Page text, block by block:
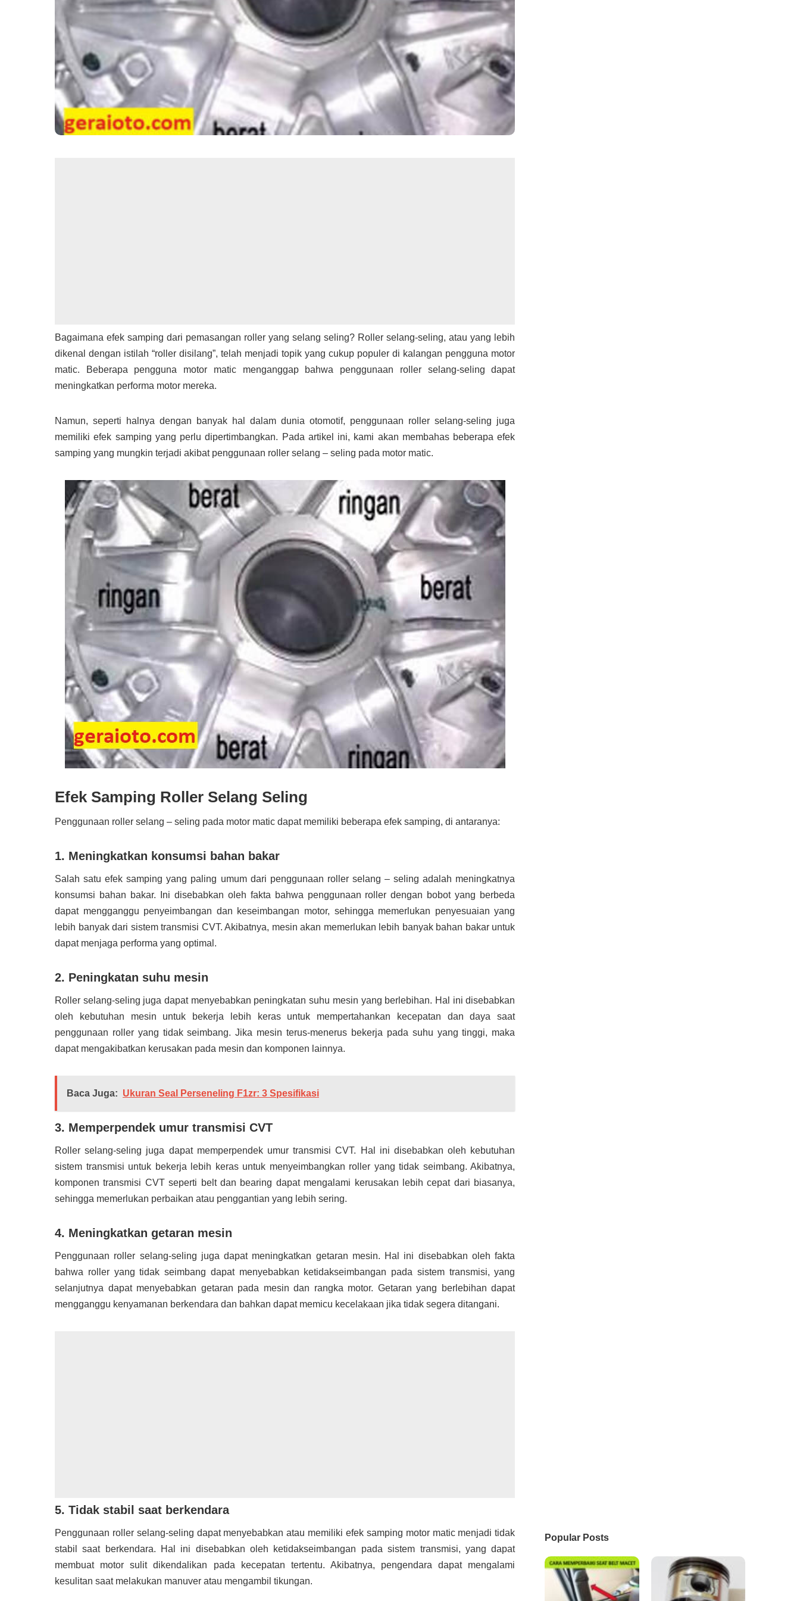
Bagaimana efek samping dari pemasangan roller yang selang seling? Roller selang-seling, atau yang lebih
dikenal dengan istilah “roller disilang”, telah menjadi topik yang cukup populer di kalangan pengguna motor
matic. Beberapa pengguna motor matic menganggap bahwa penggunaan roller selang-seling dapat
meningkatkan performa motor mereka.
Namun, seperti halnya dengan banyak hal dalam dunia otomotif, penggunaan roller selang-seling juga
memiliki efek samping yang perlu dipertimbangkan. Pada artikel ini, kami akan membahas beberapa efek
samping yang mungkin terjadi akibat penggunaan roller selang – seling pada motor matic.
Efek Samping Roller Selang Seling
Penggunaan roller selang – seling pada motor matic dapat memiliki beberapa efek samping, di antaranya:
1. Meningkatkan konsumsi bahan bakar
Salah satu efek samping yang paling umum dari penggunaan roller selang – seling adalah meningkatnya
konsumsi bahan bakar. Ini disebabkan oleh fakta bahwa penggunaan roller dengan bobot yang berbeda
dapat mengganggu penyeimbangan dan keseimbangan motor, sehingga memerlukan penyesuaian yang
lebih banyak dari sistem transmisi CVT. Akibatnya, mesin akan memerlukan lebih banyak bahan bakar untuk
dapat menjaga performa yang optimal.
2. Peningkatan suhu mesin
Roller selang-seling juga dapat menyebabkan peningkatan suhu mesin yang berlebihan. Hal ini disebabkan
oleh kebutuhan mesin untuk bekerja lebih keras untuk mempertahankan kecepatan dan daya saat
penggunaan roller yang tidak seimbang. Jika mesin terus-menerus bekerja pada suhu yang tinggi, maka
dapat mengakibatkan kerusakan pada mesin dan komponen lainnya.
Baca Juga: Ukuran Seal Perseneling F1zr: 3 Spesifikasi
3. Memperpendek umur transmisi CVT
Roller selang-seling juga dapat memperpendek umur transmisi CVT. Hal ini disebabkan oleh kebutuhan
sistem transmisi untuk bekerja lebih keras untuk menyeimbangkan roller yang tidak seimbang. Akibatnya,
komponen transmisi CVT seperti belt dan bearing dapat mengalami kerusakan lebih cepat dari biasanya,
sehingga memerlukan perbaikan atau penggantian yang lebih sering.
4. Meningkatkan getaran mesin
Penggunaan roller selang-seling juga dapat meningkatkan getaran mesin. Hal ini disebabkan oleh fakta
bahwa roller yang tidak seimbang dapat menyebabkan ketidakseimbangan pada sistem transmisi, yang
selanjutnya dapat menyebabkan getaran pada mesin dan rangka motor. Getaran yang berlebihan dapat
mengganggu kenyamanan berkendara dan bahkan dapat memicu kecelakaan jika tidak segera ditangani.
5. Tidak stabil saat berkendara
Penggunaan roller selang-seling dapat menyebabkan atau memiliki efek samping motor matic menjadi tidak
stabil saat berkendara. Hal ini disebabkan oleh ketidakseimbangan pada sistem transmisi, yang dapat
membuat motor sulit dikendalikan pada kecepatan tertentu. Akibatnya, pengendara dapat mengalami
kesulitan saat melakukan manuver atau mengambil tikungan.
Popular Posts